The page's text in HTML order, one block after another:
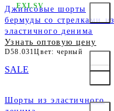
Джинсовые шорты
бермуды со стрелками из
эластичного денима
Узнать оптовую цену
D58.031Цвет: черный
EXLSV
Шорты из эластичного
SALE